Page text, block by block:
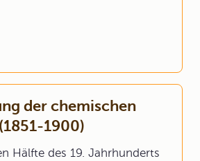
der chemischen
1900)
Hälfte des 19. Jahrhunderts